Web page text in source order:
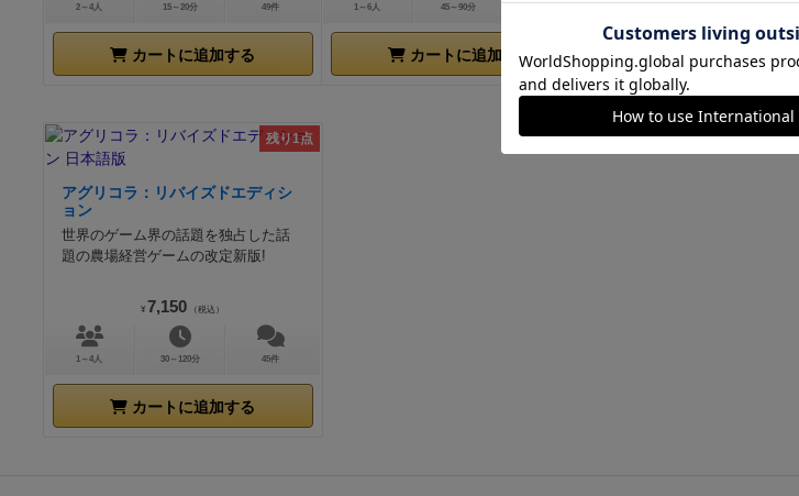
2～4人 15～20分 49件
カートに追加する
1～6人 45～90分
カートに追加する カートに追加す
残り1点
アグリコラ：リバイズドエディシ
ョン
世界のゲーム界の話題を独占した話
題の農場経営ゲームの改定新版!
¥ 7,150 （税込）
1～4人 30～120分 45件
カートに追加する